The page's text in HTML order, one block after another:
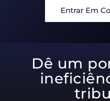
Entrar Em
Dê um